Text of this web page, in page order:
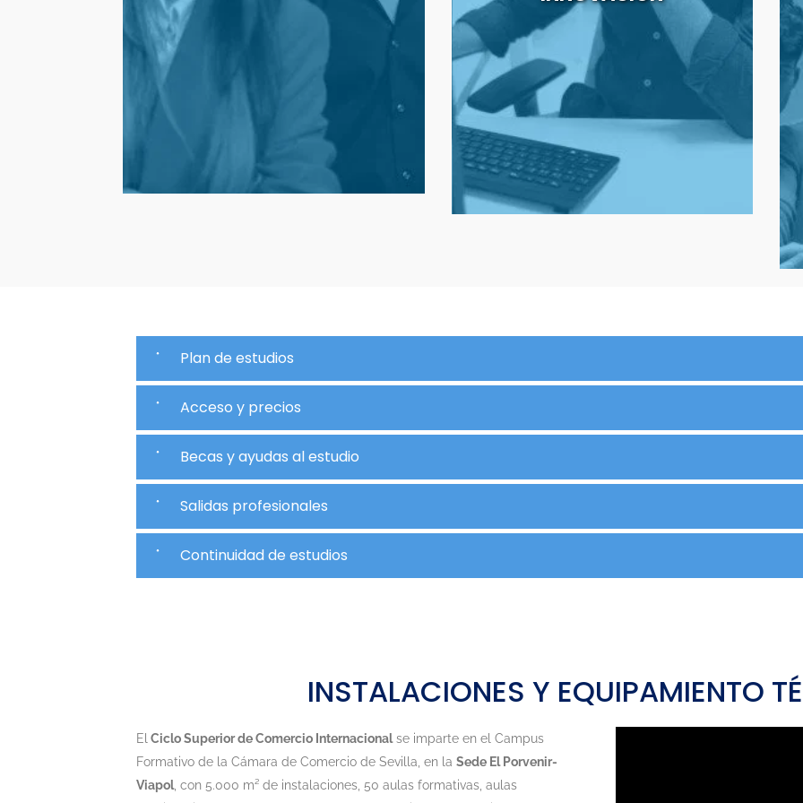
a resultados, creatividad, etc.
proyectos empresariales de nuestros alumnos y
identificar las necesidades de recursos
humanos de las empresas y así poder
disposición del programa formativo: salas
iMac; plató de televisión para edición virtual;
estudios de grabación y producción; última
tecnología en cámaras de grabación digitales;
etc. Soportes que refuerzan la innovación en el
modelo educativo de este Campus.
El primer Campus de Formación que
implementa la Inteligencia Artificial
en la
productividad del alumnado.
Plan de estudios
Acceso y precios
Becas y ayudas al estudio
Salidas profesionales
Continuidad de estudios
INSTALACIONES Y EQUIPAMIENTO
ElCiclo Superior de Comercio Internacionalse imparte en el Campus
Formativo de la Cámara de Comercio de Sevilla, en la Sede El Porvenir-
Viapol, con 5.000 m² de instalaciones, 50 aulas formativas, aulas